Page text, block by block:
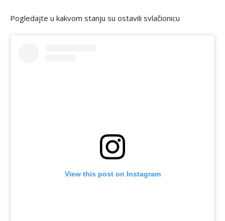
Pogledajte u kakvom stanju su ostavili svlačionicu
View this post on Instagram